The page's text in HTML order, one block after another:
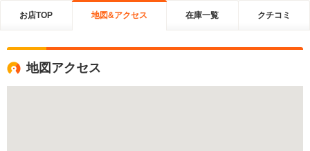
お店TOP 地図&アクセス 在庫一覧 クチコミ
地図アクセス